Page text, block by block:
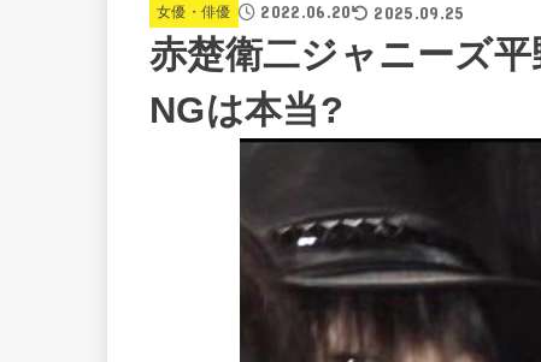
女優・俳優 2022.06.20 2025.09.25
赤楚衛二ジャニーズ
NGは本当?